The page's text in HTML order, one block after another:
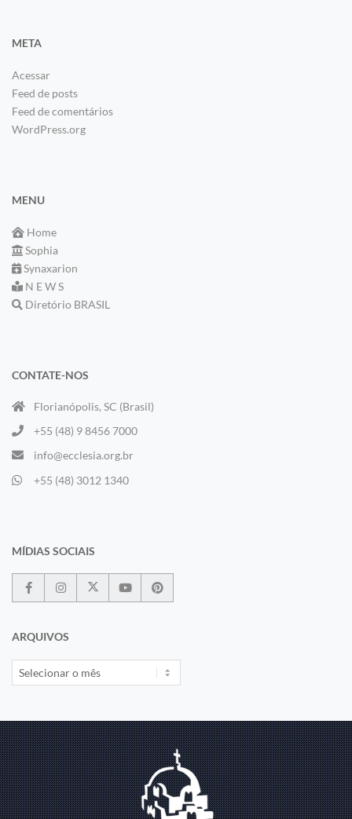
META
Acessar
Feed de posts
Feed de comentários
WordPress.org
MENU
Home
Sophia
Synaxarion
N E W S
Diretório BRASIL
CONTATE-NOS
Florianópolis, SC (Brasil)
+55 (48) 9 8456 7000
info@ecclesia.org.br
+55 (48) 3012 1340
MÍDIAS SOCIAIS
ARQUIVOS